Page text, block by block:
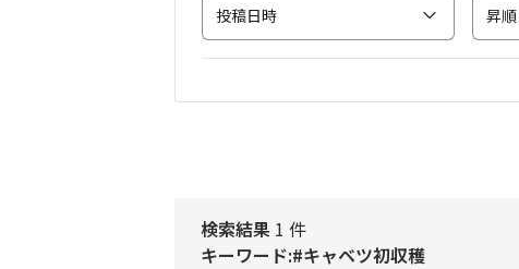
投稿日時
昇順
検索結果 1 件
キーワード:#キャベツ初収穫